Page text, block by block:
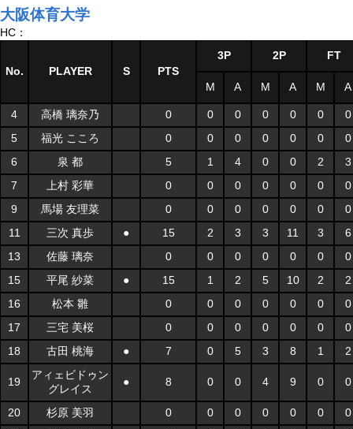
大阪体育大学
HC：
No. PLAYER S PTS
3P 2P FT
M A M A M A
4 高橋 璃奈乃 0 0 0 0 0 0
0
5
福光 こころ 0 0 0 0 0 0
0
6
泉 都 5 1 4 0 0 2
3
7
上村 彩華 0 0 0 0 0 0
0
9
馬場 友理菜 0 0 0 0 0 0
0
11
三次 真歩 ● 15 2 3 3 11 3
6
13
佐藤 璃奈 0 0 0 0 0 0
0
15
平尾 紗菜 ● 15 1 2 5 10 2
2
16
松本 雛 0 0 0 0 0 0
0
17
三宅 美桜 0 0 0 0 0 0
0
18
古田 桃海 ● 7 0 5 3 8 1 2
19
アィェビドゥン
グレイス
● 8 0 0 4 9 0 0
20 杉原 美羽 0 0 0 0 0 0
0